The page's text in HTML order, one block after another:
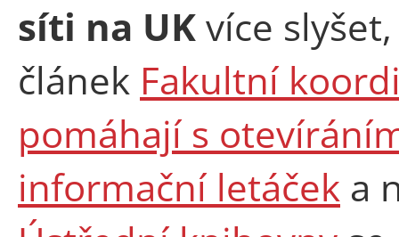
síti na UKvíce
článek Fakultní
pomáhají s
informační letáček a